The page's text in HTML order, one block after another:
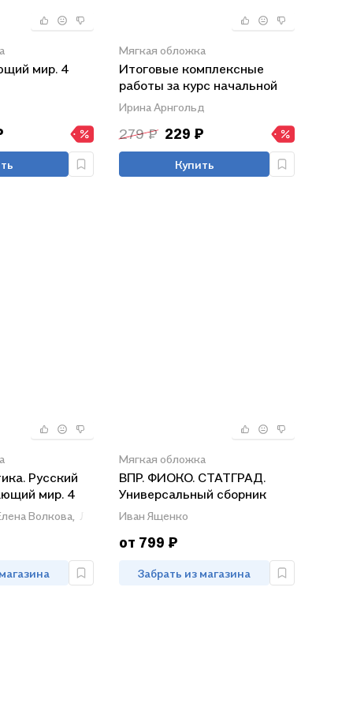
мир. 4
Мягкая обложка
Итоговые комплексные
работы за курс начальной
школы. Русский язык.
Литературное чтение.
Математика. Окружающий
мир. ФГОС
Ирина Арнгольд
279 ₽ 229 ₽
Купить
Русский
мир. 4
Волкова, Людмила Комиссарова
Мягкая обложка
ВПР. ФИОКО. СТАТГРАД.
Универсальный сборник
заданий. Математика.
мир. Литературное чтение. 4
класс. 24 варианта. Типовые
задания
Иван Ященко
от 799 ₽
Забрать из магазина